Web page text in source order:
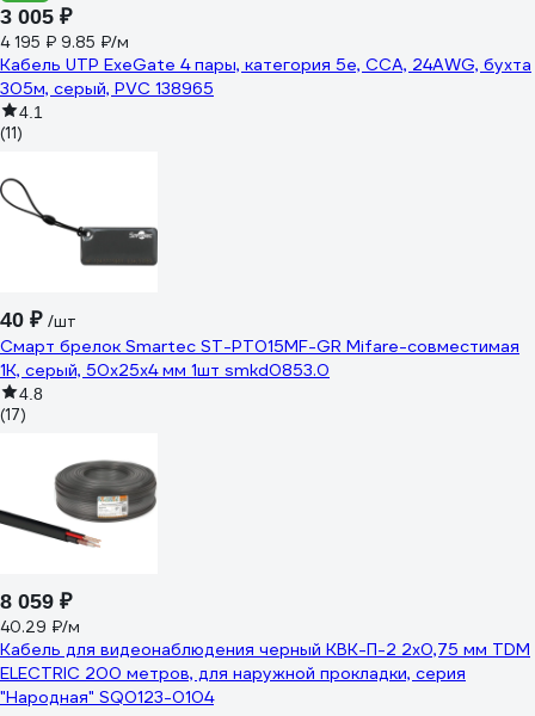
3 005 ₽
4 195 ₽ 9.85 ₽/м
Кабель UTP ExeGate 4 пары, категория 5e, CCA, 24AWG, бухта
305м, серый, PVC 138965
4.1
(11)
40 ₽ /шт
Cмарт брелок Smartec ST-PT015MF-GR Mifare-совместимая
1K, серый, 50x25x4 мм 1шт smkd0853.0
4.8
(17)
8 059 ₽
40.29 ₽/м
Кабель для видеонаблюдения черный КВК-П-2 2х0,75 мм TDM
ELECTRIC 200 метров, для наружной прокладки, серия
"Народная" SQ0123-0104